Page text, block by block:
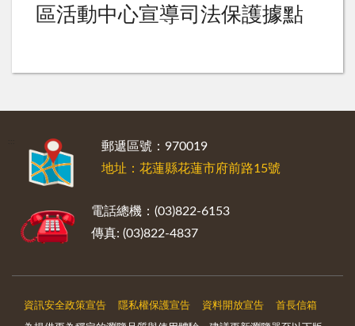
區活動中心宣導司法保護據點
郵遞區號：970019
地址：花蓮縣花蓮市府前路15號
電話總機：(03)822-6153
傳真: (03)822-4837
資訊安全政策宣告 隱私權保護宣告 資料開放宣告 首長信箱